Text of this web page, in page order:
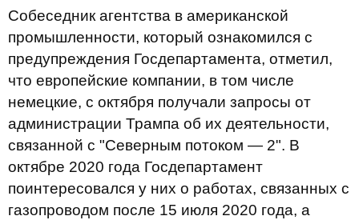
Собеседник агентства в американской
промышленности, который ознакомился с
предупреждения Госдепартамента, отметил,
что европейские компании, в том числе
немецкие, с октября получали запросы от
администрации Трампа об их деятельности,
связанной с "Северным потоком — 2". В
октябре 2020 года Госдепартамент
поинтересовался у них о работах, связанных с
газопроводом после 15 июля 2020 года, а